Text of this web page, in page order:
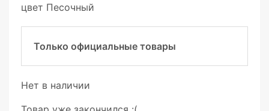
цвет Песочный
Только официальные товары
Нет в наличии